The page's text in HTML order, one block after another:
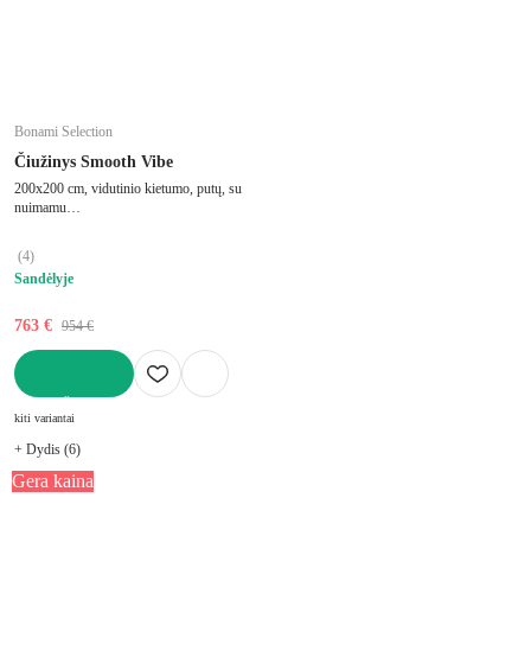
Bonami Selection
Čiužinys Smooth Vibe
200x200 cm, vidutinio kietumo, putų, su
nuimamu
storis 21 cm, keliamoji galia 120 kg
(4)
Sandėlyje
763 € 954 €
kiti variantai
+ Dydis (6)
Gera kaina